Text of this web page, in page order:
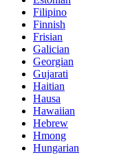
Filipino
Finnish
Frisian
Galician
Georgian
Gujarati
Haitian
Hausa
Hawaiian
Hebrew
Hmong
Hungarian